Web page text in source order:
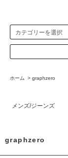
ホーム > graphzero
メンズ/ジーンズ
graphzero